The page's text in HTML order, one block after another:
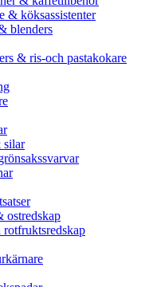
& köksassistenter
blenders
& ris-och pastakokare
silar
ostredskap
rotfruktsredskap